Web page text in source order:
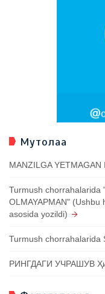
Мутолаа
MANZILGA
Turmush chorrahalarida
OLMAYAPMAN"
asosida yozildi)
Turmush chorrahalarida
РИНГДАГИ УЧРАШУВ